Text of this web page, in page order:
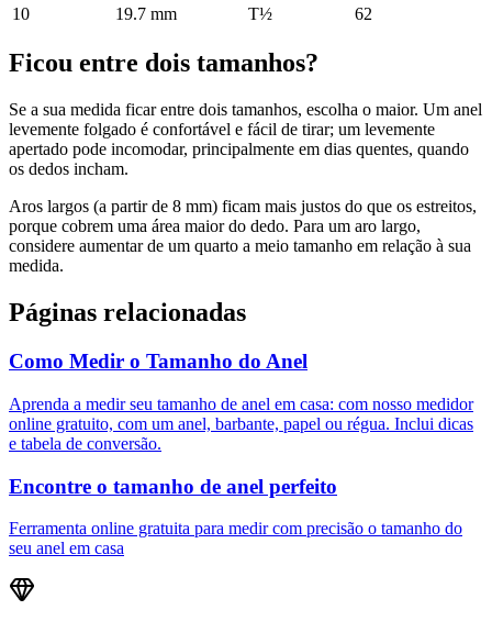
10
19.7 mm T½ 62
Ficou entre dois tamanhos?
Se a sua medida ficar entre dois tamanhos, escolha o maior. Um anel
levemente folgado é confortável e fácil de tirar; um levemente
apertado pode incomodar, principalmente em dias quentes, quando
os dedos incham.
Aros largos (a partir de 8 mm) ficam mais justos do que os estreitos,
porque cobrem uma área maior do dedo. Para um aro largo,
considere aumentar de um quarto a meio tamanho em relação à sua
medida.
Páginas relacionadas
Como Medir o Tamanho do Anel
Aprenda a medir seu tamanho de anel em casa: com nosso medidor
online gratuito, com um anel, barbante, papel ou régua. Inclui dicas
e tabela de conversão.
Encontre o tamanho de anel perfeito
Ferramenta online gratuita para medir com precisão o tamanho do
seu anel em casa